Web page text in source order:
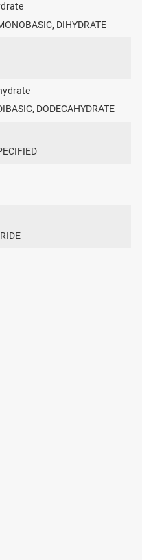
DIHYDRATE
DODECAHYDRATE